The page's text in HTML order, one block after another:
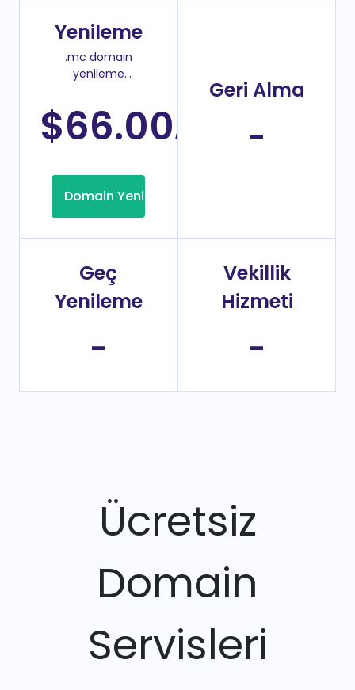
Yenileme
.mc domain
yenileme
$66.00/Yıl
Domain Yenileme
Geri Alma
-
Geç
Yenileme
-
Vekillik
Hizmeti
-
Ücretsiz
Domain
Servisleri